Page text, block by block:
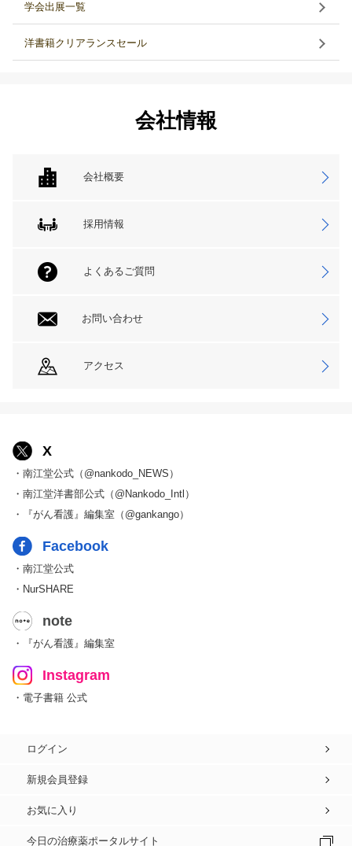
学会出展一覧
洋書籍クリアランスセール
会社情報
会社概要
採用情報
よくあるご質問
お問い合わせ
アクセス
X
・南江堂公式（@nankodo_NEWS）
・南江堂洋書部公式（@Nankodo_Intl）
・『がん看護』編集室（@gankango）
Facebook
・南江堂公式
・NurSHARE
note
・『がん看護』編集室
Instagram
・電子書籍 公式
ログイン
新規会員登録
お気に入り
今日の治療薬ポータルサイト